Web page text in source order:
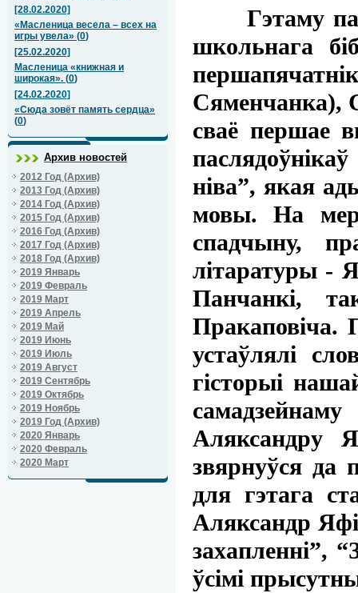
[28.02.2020]
«Масленица весела – всех на
игры увела» (0)
[25.02.2020]
Масленица «книжная и
широкая». (0)
[24.02.2020]
«Сюда зовёт память сердца»
(0)
Архив новостей
2012 Год (Архив)
2013 Год (Архив)
2014 Год (Архив)
2015 Год (Архив)
2016 Год (Архив)
2017 Год (Архив)
2018 Год (Архив)
2019 Январь
2019 Февраль
2019 Март
2019 Апрель
2019 Май
2019 Июнь
2019 Июль
2019 Август
2019 Сентябрь
2019 Октябрь
2019 Ноябрь
2019 Год (Архив)
2020 Январь
2020 Февраль
2020 Март
Гэтаму
школьнага
Сяменчанка),
сваё першае
ніва”, якая
мовы. На
спадчыну,
літаратуры -
Панчанкі,
Пракаповіча.
устаўлялі
гісторыі
Аляксандру
звярнуўся да
для гэтага
Аляксандр
захапленні”,
ўсімі